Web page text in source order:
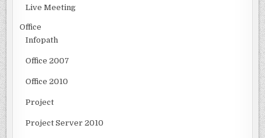
Live Meeting
Office
Infopath
Office 2007
Office 2010
Project
Project Server 2010